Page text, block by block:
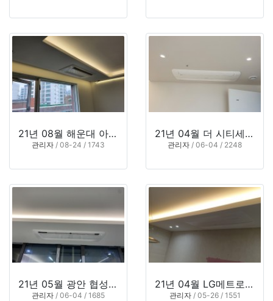
21년 08월 해운대 아남하이츠 4차 (부산 해운대구 중동)
관리자 / 08-24 / 1743
21년 04월 더 시티세븐 팔라조 (창원 의창구 대원동)
관리자 / 06-04 / 2248
21년 05월 광안 협성엠파이어 102동
관리자 / 06-04 / 1685
21년 04월 LG메트로시티 (부산 남구 용호동)
관리자/ 05-26 / 1551